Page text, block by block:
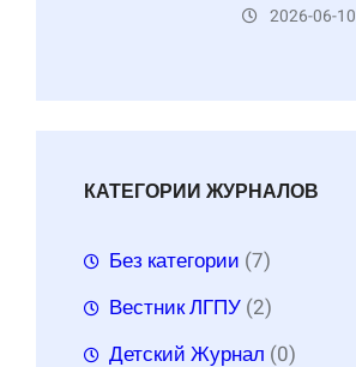
2026-06-10
КАТЕГОРИИ ЖУРНАЛОВ
Без категории (7)
Вестник ЛГПУ (2)
Детский Журнал (0)